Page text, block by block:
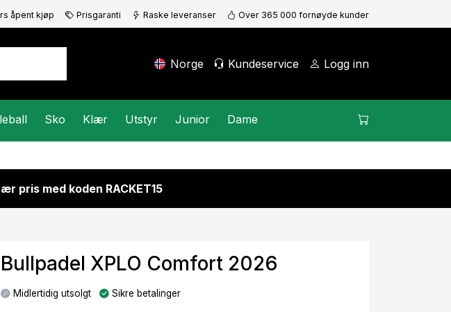
åpent kjøp Prisgaranti Raske leveranser Over 365 000 fornøyde kunder
Norge Kundeservice Logg inn
Sko Klær Utstyr Junior Dame
pris med koden RACKET15
Bullpadel XPLO Comfort 2026
Midlertidig utsolgt Sikre betalinger